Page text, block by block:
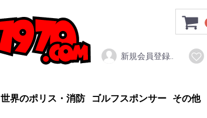
新規会員登録..
世界のポリス・消防 ゴルフスポンサー その他